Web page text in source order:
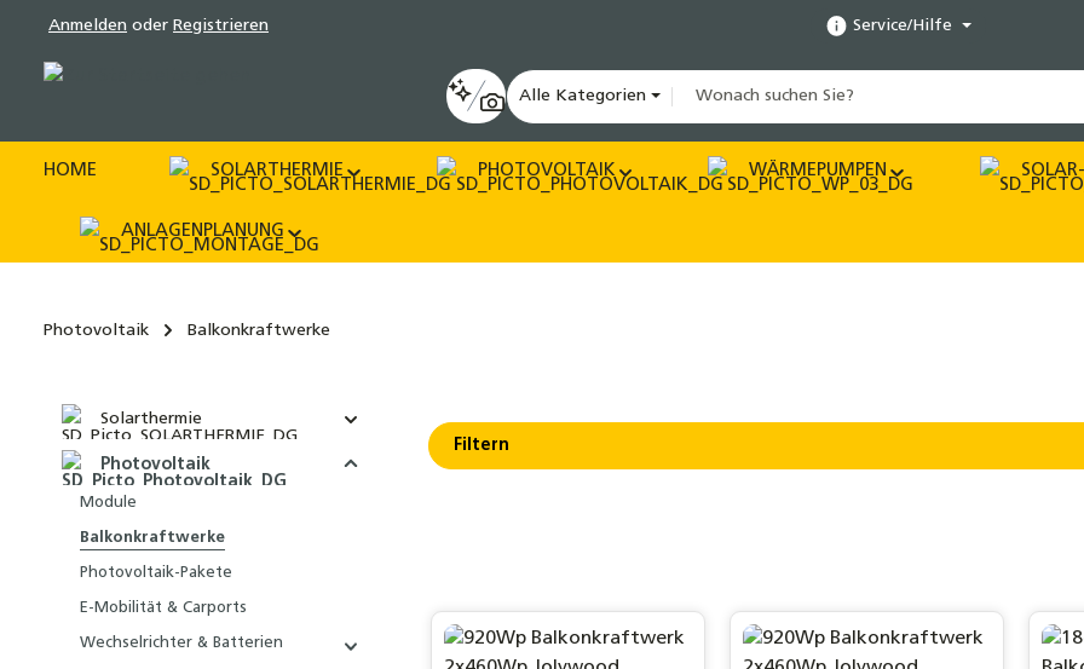
Zur Hauptnavigation springen
Anmelden oder Registrieren Service/Hilfe
Alle Kategorien
HOME SOLARTHERMIE PHOTOVOLTAIK WÄRMEPUMPEN
ANLAGENPLANUNG
Photovoltaik Balkonkraftwerke
Solarthermie
Photovoltaik
Module
Balkonkraftwerke
Photovoltaik-Pakete
E-Mobilität & Carports
Wechselrichter & Batterien
Filtern